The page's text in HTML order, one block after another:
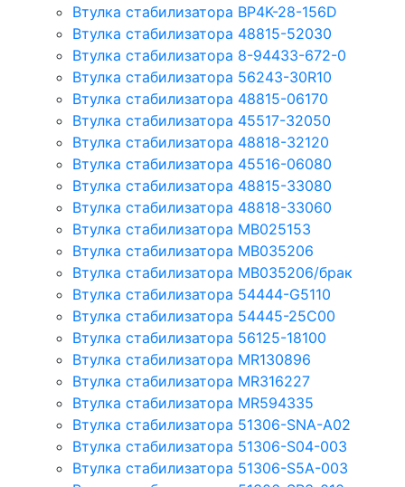
Втулка стабилизатора BP4K-28-156D
Втулка стабилизатора 48815-52030
Втулка стабилизатора 8-94433-672-0
Втулка стабилизатора 56243-30R10
Втулка стабилизатора 48815-06170
Втулка стабилизатора 45517-32050
Втулка стабилизатора 48818-32120
Втулка стабилизатора 45516-06080
Втулка стабилизатора 48815-33080
Втулка стабилизатора 48818-33060
Втулка стабилизатора MB025153
Втулка стабилизатора MB035206
Втулка стабилизатора MB035206/брак
Втулка стабилизатора 54444-G5110
Втулка стабилизатора 54445-25C00
Втулка стабилизатора 56125-18100
Втулка стабилизатора MR130896
Втулка стабилизатора MR316227
Втулка стабилизатора MR594335
Втулка стабилизатора 51306-SNA-A02
Втулка стабилизатора 51306-S04-003
Втулка стабилизатора 51306-S5A-003